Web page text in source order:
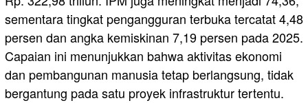
sementara tingkat pengangguran terbuka tercatat 4,48
persen dan angka kemiskinan 7,19 persen pada 2025.
Capaian ini menunjukkan bahwa aktivitas ekonomi
dan pembangunan manusia tetap berlangsung, tidak
bergantung pada satu proyek infrastruktur tertentu.